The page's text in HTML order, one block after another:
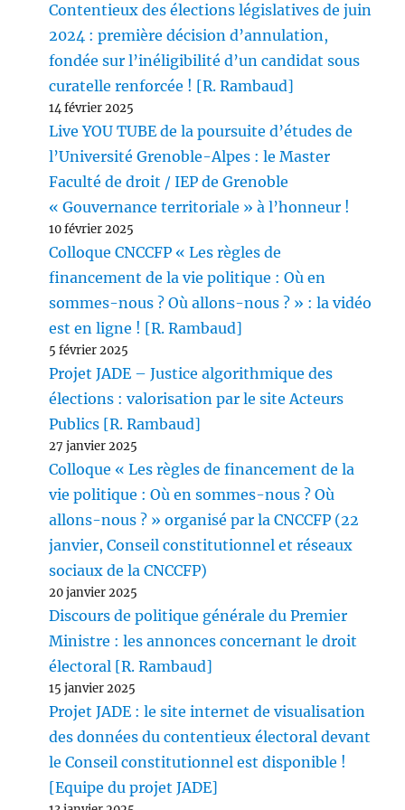
Contentieux des élections législatives de juin
2024 : première décision d’annulation,
fondée sur l’inéligibilité d’un candidat sous
curatelle renforcée ! [R. Rambaud]
14 février 2025
Live YOU TUBE de la poursuite d’études de
l’Université Grenoble-Alpes : le Master
Faculté de droit / IEP de Grenoble
« Gouvernance territoriale » à l’honneur !
10 février 2025
Colloque CNCCFP « Les règles de
financement de la vie politique : Où en
sommes-nous ? Où allons-nous ? » : la vidéo
est en ligne ! [R. Rambaud]
5 février 2025
Projet JADE – Justice algorithmique des
élections : valorisation par le site Acteurs
Publics [R. Rambaud]
27 janvier 2025
Colloque « Les règles de financement de la
vie politique : Où en sommes-nous ? Où
allons-nous ? » organisé par la CNCCFP (22
janvier, Conseil constitutionnel et réseaux
sociaux de la CNCCFP)
20 janvier 2025
Discours de politique générale du Premier
Ministre : les annonces concernant le droit
électoral [R. Rambaud]
15 janvier 2025
Projet JADE : le site internet de visualisation
des données du contentieux électoral devant
le Conseil constitutionnel est disponible !
[Equipe du projet JADE]